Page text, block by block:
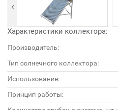
Характеристики коллектора:
Производитель:
Тип солнечного коллектора:
Использование:
Принцип работы: